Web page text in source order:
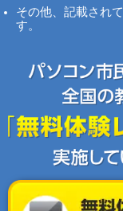
その他、記載され
す。